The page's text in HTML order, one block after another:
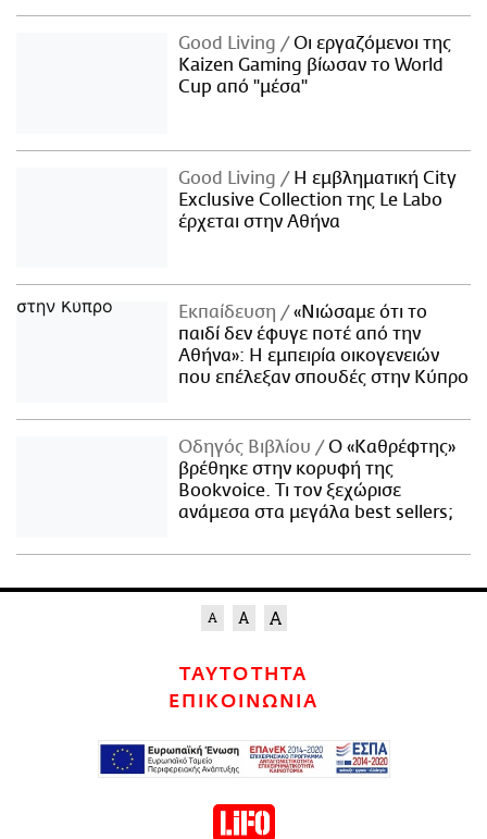
Good Living
Οι εργαζόμενοι της
Kaizen Gaming βίωσαν το World
Cup από "μέσα"
Good Living
Η εμβληματική City
Exclusive Collection της Le Labo
έρχεται στην Αθήνα
Εκπαίδευση
«Νιώσαμε ότι το
παιδί δεν έφυγε ποτέ από την
Αθήνα»: Η εμπειρία οικογενειών
που επέλεξαν σπουδές στην Κύπρο
Οδηγός Βιβλίου
Ο «Καθρέφτης»
βρέθηκε στην κορυφή της
Bookvoice. Τι τον ξεχώρισε
ανάμεσα στα μεγάλα best sellers;
ΤΑΥΤΟΤΗΤΑ
ΕΠΙΚΟΙΝΩΝΙΑ